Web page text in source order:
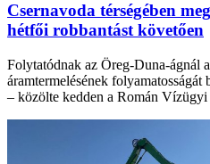
Csernavoda térségében
hétfői robbantást követően
Folytatódnak az Öreg-Duna-ágnál
áramtermelésének
– közölte kedden a Román